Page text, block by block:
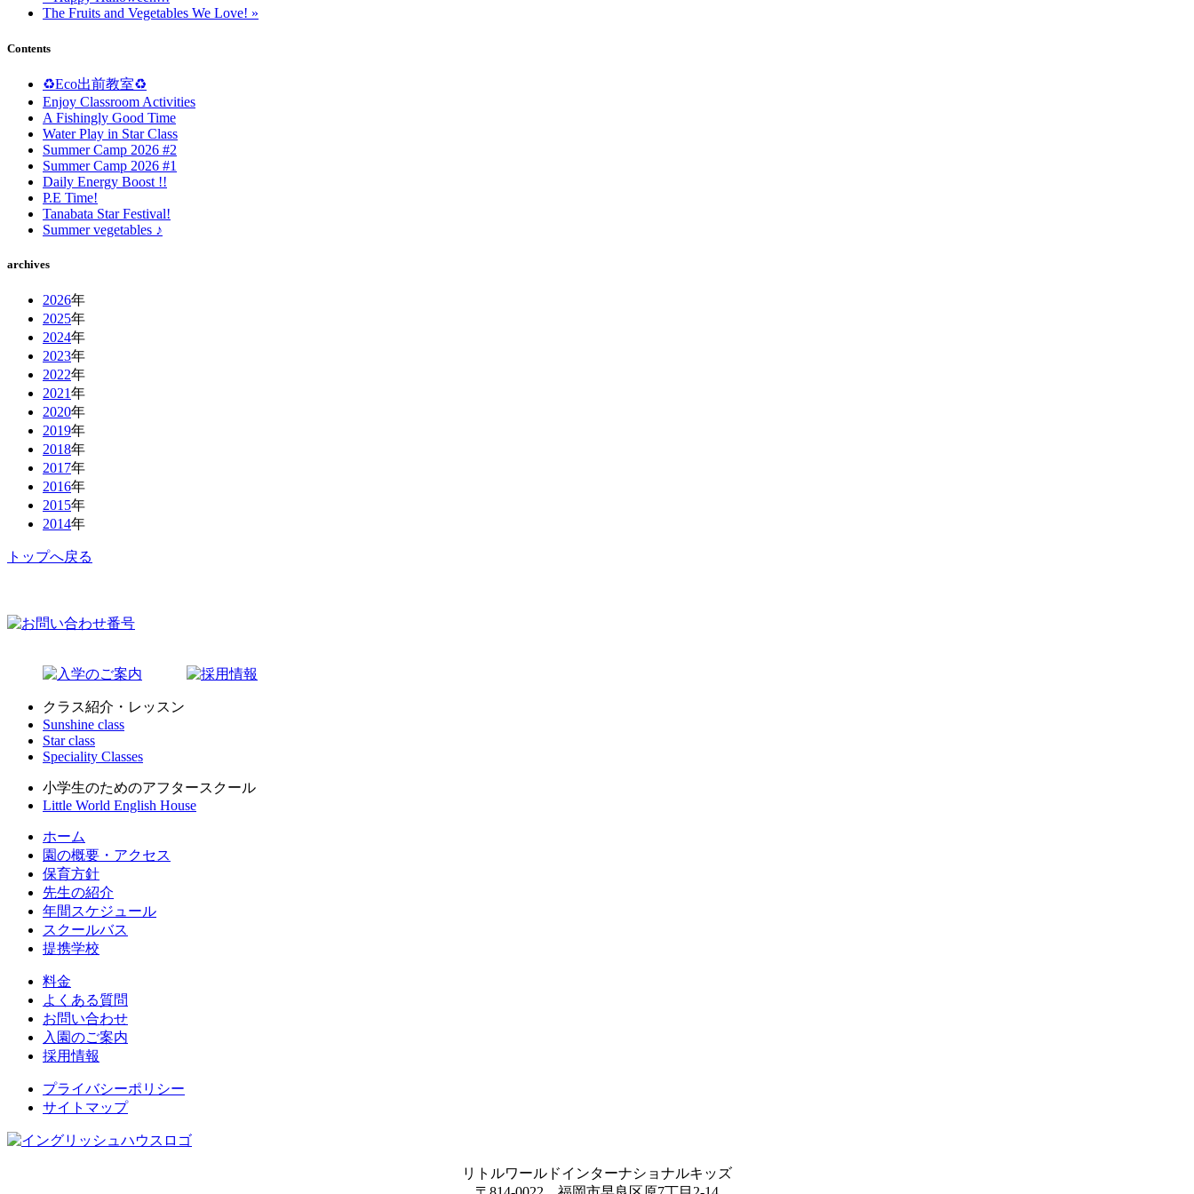
The Fruits and Vegetables We Love! »
Contents
♻️Eco出前教室♻️
Enjoy Classroom Activities
A Fishingly Good Time
Water Play in Star Class
Summer Camp 2026 #2
Summer Camp 2026 #1
Daily Energy Boost !!
P.E Time!
Tanabata Star Festival!
Summer vegetables ♪
archives
2026年
2025年
2024年
2023年
2022年
2021年
2020年
2019年
2018年
2017年
2016年
2015年
2014年
トップへ戻る
クラス紹介・レッスン
Sunshine class
Star class
Speciality Classes
小学生のためのアフタースクール
Little World English House
ホーム
園の概要・アクセス
保育方針
先生の紹介
年間スケジュール
スクールバス
提携学校
料金
よくある質問
お問い合わせ
入園のご案内
採用情報
プライバシーポリシー
サイトマップ
リトルワールドインターナショナルキッズ